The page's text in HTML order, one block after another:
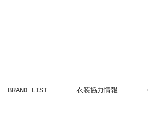
BRAND LIST 衣装協力情報